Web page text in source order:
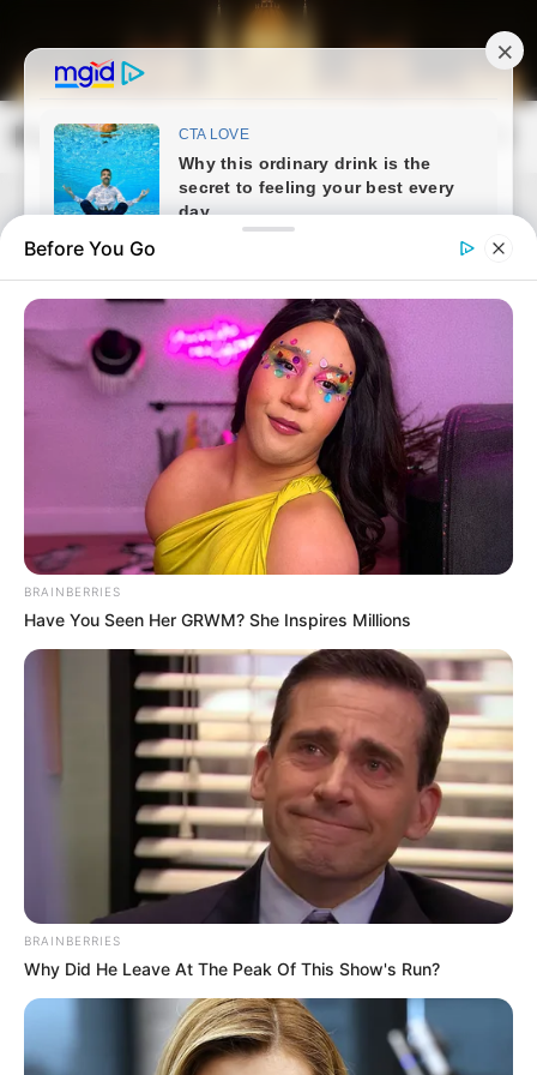
content
Magyarország Kincsei
Before You Go
BRAINBERRIES
Have You Seen Her GRWM? She Inspires Millions
BRAINBERRIES
Why Did He Leave At The Peak Of This Show's Run?